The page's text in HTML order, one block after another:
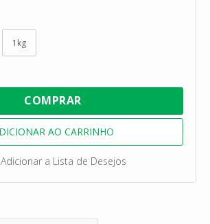
1kg
Adicionar a Lista de Desejos